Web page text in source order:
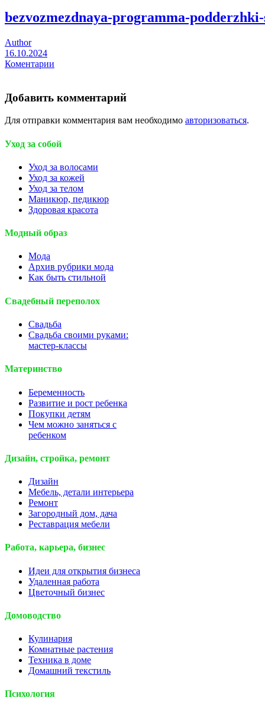
bezvozmezdnaya-programma-
Author
16.10.2024
Коментарии
Добавить комментарий
Для отправки комментария вам необходимо авторизоваться.
Уход за собой
Уход за волосами
Уход за кожей
Уход за телом
Маникюр, педикюр
Здоровая красота
Модный образ
Мода
Архив рубрики мода
Как быть стильной
Свадебный переполох
Свадьба
Свадьба своими руками:
мастер-классы
Материнство
Беременность
Развитие и рост ребенка
Покупки детям
Чем можно заняться с
ребенком
Дизайн, стройка, ремонт
Дизайн
Мебель, детали интерьера
Ремонт
Загородный дом, дача
Реставрация мебели
Работа, карьера, бизнес
Идеи для открытия бизнеса
Удаленная работа
Цветочный бизнес
Домоводство
Кулинария
Комнатные растения
Техника в доме
Домашний текстиль
Психология